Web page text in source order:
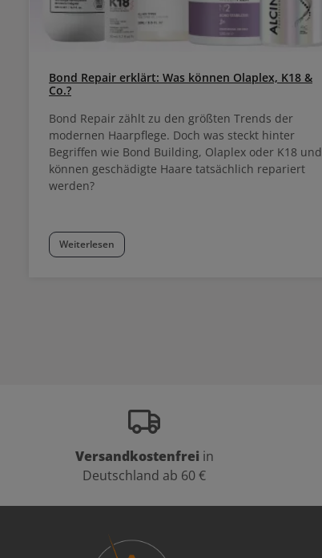
Bond Repair erklärt: Was können Olaplex, K18 &
Co.?
Bond Repair zählt zu den größten Trends der
modernen Haarpflege. Doch was steckt hinter
Begriffen wie Bond Building, Olaplex oder K18 und
können geschädigte Haare tatsächlich repariert
werden?
Weiterlesen
Versandkostenfrei in
Deutschland ab 60 €